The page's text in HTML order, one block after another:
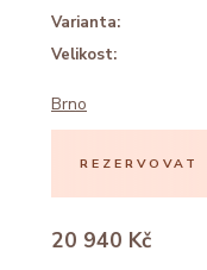
Varianta:
Velikost:
Brno
REZERVOVAT
20 940 Kč